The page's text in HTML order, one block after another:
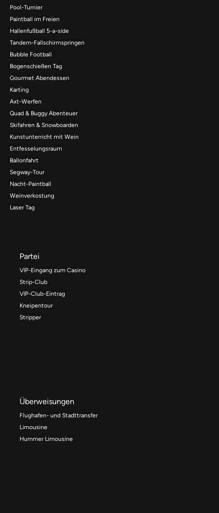
Pool-Turnier
Paintball im Freien
Hallenfußball 5-a-side
Tandem-Fallschirmspringen
Bubble Football
Bogenschießen Tag
Gourmet Abendessen
Karting
Axt-Werfen
Quad & Buggy Abenteuer
Skifahren & Snowboarden
Kunstunterricht mit Wein
Entfesselungsraum
Ballonfahrt
Segway-Tour
Nacht-Paintball
Weinverkostung
Laser Tag
Partei
VIP-Eingang zum Casino
Strip-Club
VIP-Club-Eintrag
Kneipentour
Stripper
Überweisungen
Flughafen- und Stadttransfer
Limousine
Hummer Limousine